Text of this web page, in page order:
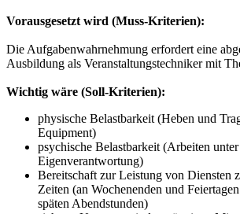
Vorausgesetzt wird (Muss-Kriterien):
Die Aufgabenwahrnehmung erfordert eine
Ausbildung als Veranstaltungstechniker mit
Wichtig wäre (Soll-Kriterien):
physische Belastbarkeit (Heben und
Equipment)
psychische Belastbarkeit (Arbeiten
Eigenverantwortung)
Bereitschaft zur Leistung von Diensten
Zeiten (an Wochenenden und
späten Abendstunden)